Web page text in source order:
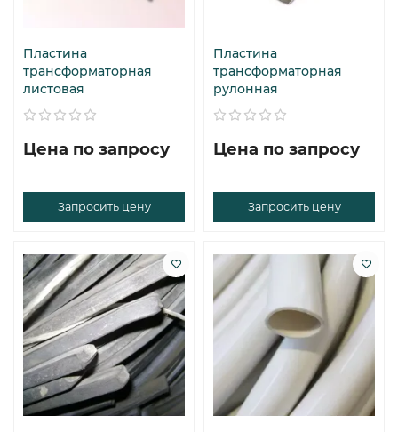
Пластина
трансформаторная
листовая
Цена по запросу
Запросить цену
Пластина
трансформаторная
рулонная
Цена по запросу
Запросить цену